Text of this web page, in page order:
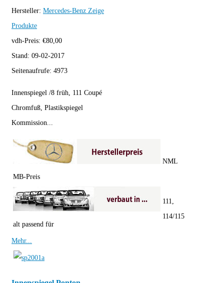
Hersteller: Mercedes-Benz Zeige
Produkte
vdh-Preis: €80,00
Stand: 09-02-2017
Seitenaufrufe: 4973
Innenspiegel /8 früh, 111 Coupé
Chromfuß, Plastikspiegel
Kommission...
MB-Preis
NML
alt passend für
111,
114/115
Mehr...